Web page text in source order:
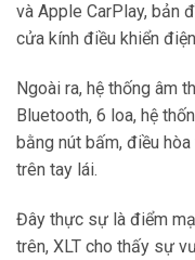
và Apple CarPlay, bản
cửa kính điều khiển
Ngoài ra, hệ thống âm
Bluetooth, 6 loa, hệ
bằng nút bấm, điều
trên tay lái.
Đây thực sự là điểm
trên, XLT cho thấy sự